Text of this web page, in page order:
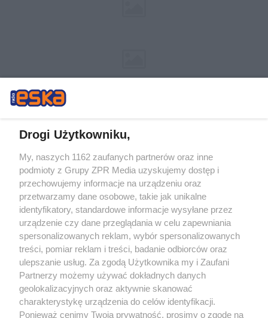
Żaden utwór zamieszczony w serwisie nie może być powielany i
rozpowszechniany lub dalej rozpowszechniany w jakikolwiek sposób (w
tym także elektroniczny lub mechaniczny) na jakimkolwiek polu
eksploatacji w jakiejkolwiek formie, włącznie z umieszczaniem w Internecie
bez pisemnej zgody właściciela praw. Jakiekolwiek użycie lub
wykorzystanie utworów w całości lub w części z naruszeniem prawa, tzn.
bez właściwej zgody, jest zabronione pod groźbą kary i może być ścigane
prawnie.
O nas
Drogi Użytkowniku,
My, naszych 1162 zaufanych partnerów oraz inne
podmioty z Grupy ZPR Media uzyskujemy dostęp i
przechowujemy informacje na urządzeniu oraz
przetwarzamy dane osobowe, takie jak unikalne
identyfikatory, standardowe informacje wysyłane przez
urządzenie czy dane przeglądania w celu zapewniania
spersonalizowanych reklam, wybór spersonalizowanych
treści, pomiar reklam i treści, badanie odbiorców oraz
ulepszanie usług. Za zgodą Użytkownika my i Zaufani
Partnerzy możemy używać dokładnych danych
geolokalizacyjnych oraz aktywnie skanować
charakterystykę urządzenia do celów identyfikacji.
Ponieważ cenimy Twoją prywatność, prosimy o zgodę na